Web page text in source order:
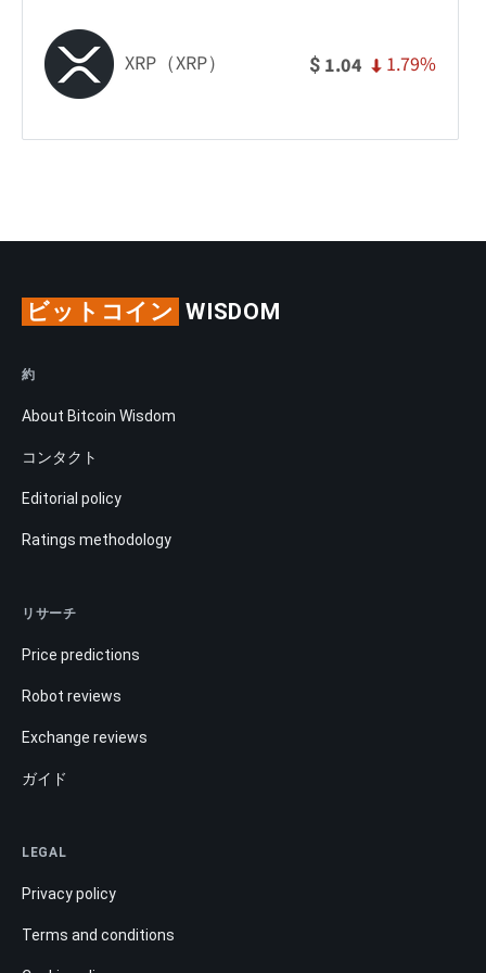
XRP（XRP） $ 1.04 1.79%
ビットコイン WISDOM
約
About Bitcoin Wisdom
コンタクト
Editorial policy
Ratings methodology
リサーチ
Price predictions
Robot reviews
Exchange reviews
ガイド
LEGAL
Privacy policy
Terms and conditions